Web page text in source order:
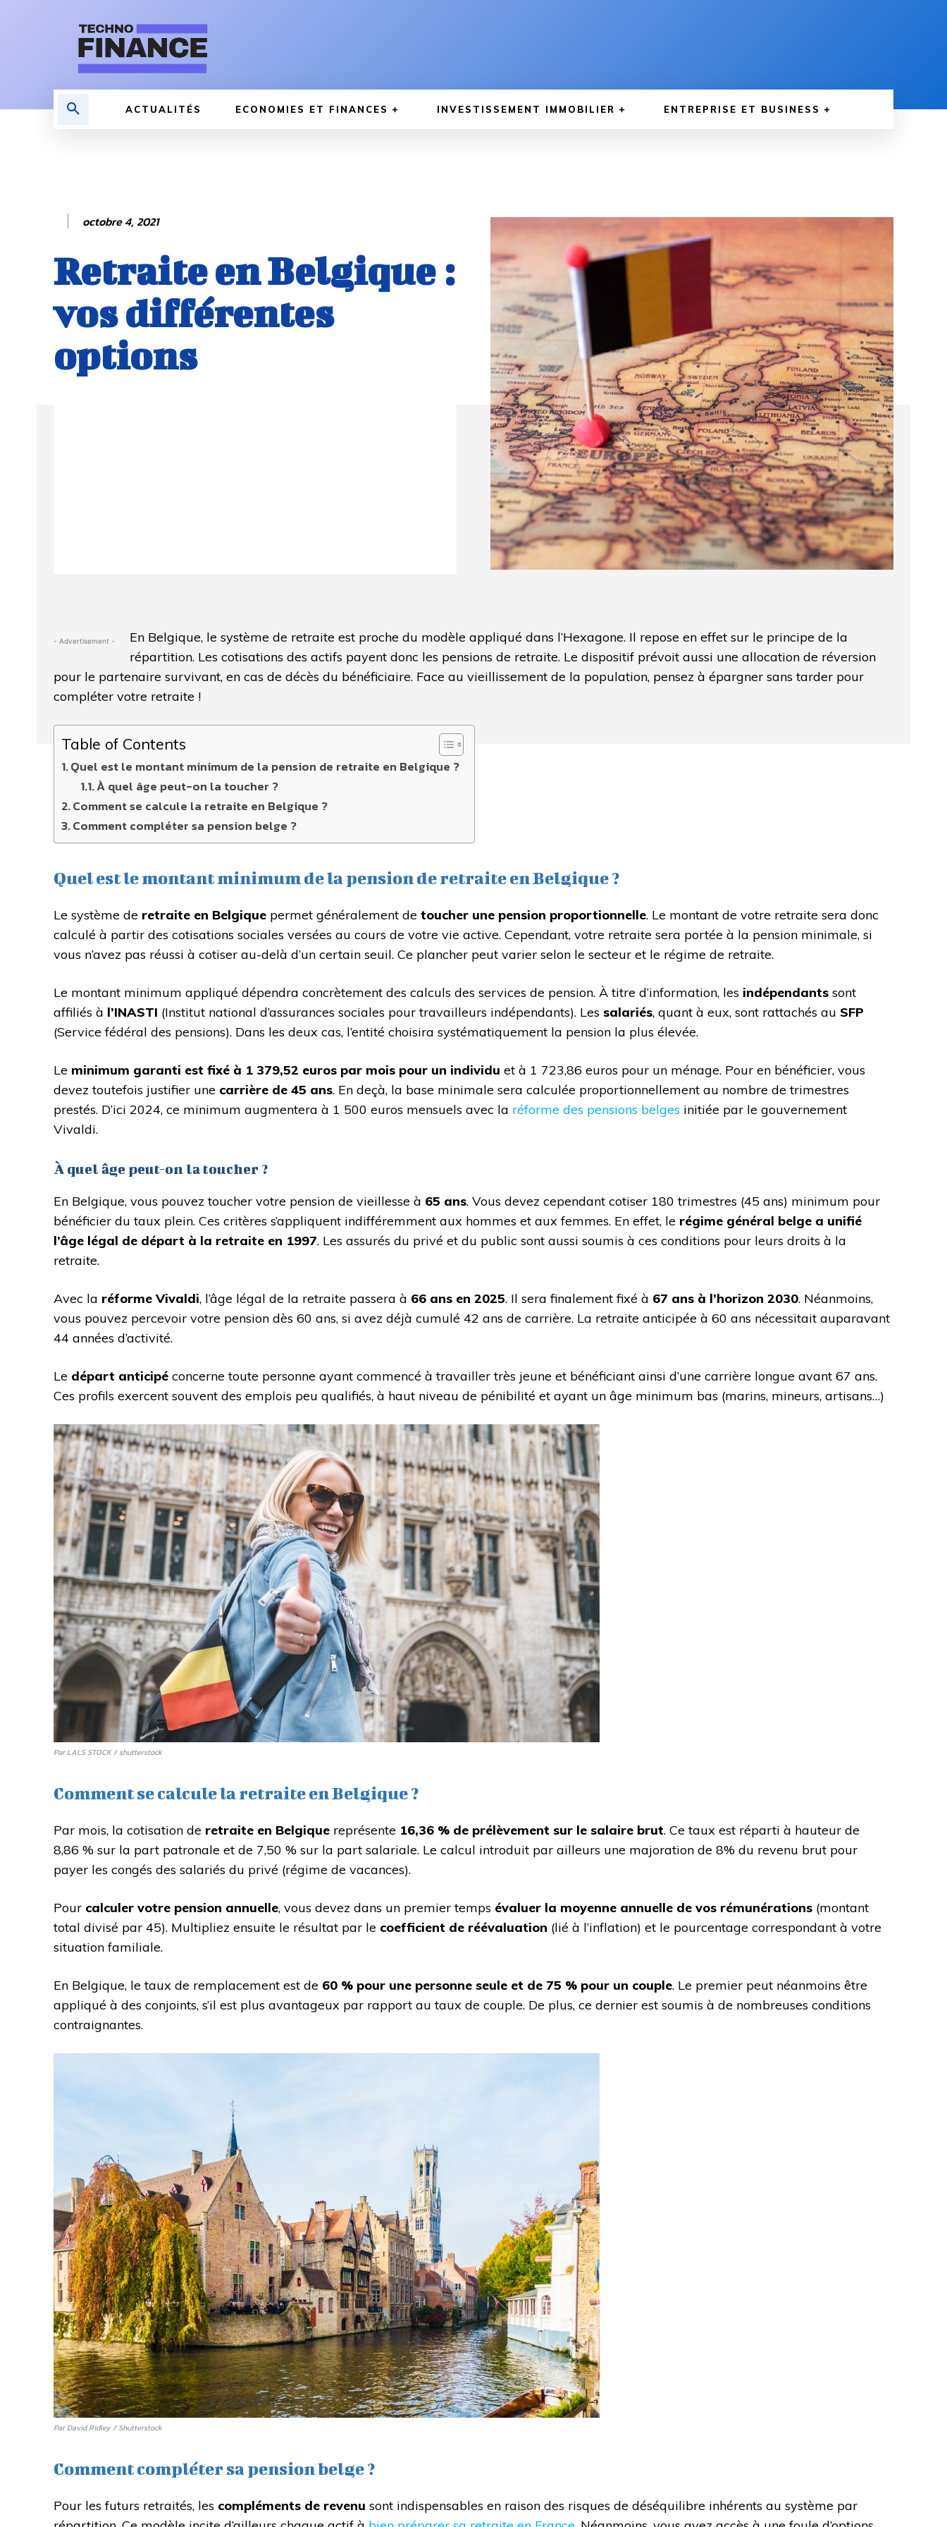
ACTUALITÉS ECONOMIES ET FINANCES INVESTISSEMENT IMMOBILIER ENTREPRISE ET BUSINESS
octobre 4, 2021
Retraite en Belgique :
vos différentes
options
- Advertisement -
En Belgique, le système de retraite est proche du modèle appliqué dans l’Hexagone. Il repose en effet sur le principe de la
répartition. Les cotisations des actifs payent donc les pensions de retraite. Le dispositif prévoit aussi une allocation de réversion
pour le partenaire survivant, en cas de décès du bénéficiaire. Face au vieillissement de la population, pensez à épargner sans tarder pour
compléter votre retraite !
Table of Contents
Quel est le montant minimum de la pension de retraite en Belgique ?
À quel âge peut-on la toucher ?
Comment se calcule la retraite en Belgique ?
Comment compléter sa pension belge ?
Quel est le montant minimum de la pension de retraite en Belgique ?
Le système de retraite en Belgique permet généralement de toucher une pension proportionnelle. Le montant de votre retraite sera donc
calculé à partir des cotisations sociales versées au cours de votre vie active. Cependant, votre retraite sera portée à la pension minimale, si
vous n’avez pas réussi à cotiser au-delà d’un certain seuil. Ce plancher peut varier selon le secteur et le régime de retraite.
Le montant minimum appliqué dépendra concrètement des calculs des services de pension. À titre d’information, les indépendants sont
affiliés à l’INASTI (Institut national d’assurances sociales pour travailleurs indépendants). Les salariés, quant à eux, sont rattachés au SFP
(Service fédéral des pensions). Dans les deux cas, l’entité choisira systématiquement la pension la plus élevée.
Le minimum garanti est fixé à 1 379,52 euros par mois pour un individu et à 1 723,86 euros pour un ménage. Pour en bénéficier, vous
devez toutefois justifier une carrière de 45 ans. En deçà, la base minimale sera calculée proportionnellement au nombre de trimestres
prestés. D’ici 2024, ce minimum augmentera à 1 500 euros mensuels avec la réforme des pensions belges initiée par le gouvernement
Vivaldi.
À quel âge peut-on la toucher ?
En Belgique, vous pouvez toucher votre pension de vieillesse à 65 ans. Vous devez cependant cotiser 180 trimestres (45 ans) minimum pour
bénéficier du taux plein. Ces critères s’appliquent indifféremment aux hommes et aux femmes. En effet, le régime général belge a unifié
l’âge légal de départ à la retraite en 1997. Les assurés du privé et du public sont aussi soumis à ces conditions pour leurs droits à la
retraite.
Avec la réforme Vivaldi, l’âge légal de la retraite passera à 66 ans en 2025. Il sera finalement fixé à 67 ans à l’horizon 2030. Néanmoins,
vous pouvez percevoir votre pension dès 60 ans, si avez déjà cumulé 42 ans de carrière. La retraite anticipée à 60 ans nécessitait auparavant
44 années d’activité.
Le départ anticipé concerne toute personne ayant commencé à travailler très jeune et bénéficiant ainsi d’une carrière longue avant 67 ans.
Ces profils exercent souvent des emplois peu qualifiés, à haut niveau de pénibilité et ayant un âge minimum bas (marins, mineurs, artisans…)
Par LALS STOCK / shutterstock
Comment se calcule la retraite en Belgique ?
Par mois, la cotisation de retraite en Belgique représente 16,36 % de prélèvement sur le salaire brut. Ce taux est réparti à hauteur de
8,86 % sur la part patronale et de 7,50 % sur la part salariale. Le calcul introduit par ailleurs une majoration de 8% du revenu brut pour
payer les congés des salariés du privé (régime de vacances).
Pour calculer votre pension annuelle, vous devez dans un premier temps évaluer la moyenne annuelle de vos rémunérations (montant
total divisé par 45). Multipliez ensuite le résultat par le coefficient de réévaluation (lié à l’inflation) et le pourcentage correspondant à votre
situation familiale.
En Belgique, le taux de remplacement est de 60 % pour une personne seule et de 75 % pour un couple. Le premier peut néanmoins être
appliqué à des conjoints, s’il est plus avantageux par rapport au taux de couple. De plus, ce dernier est soumis à de nombreuses conditions
contraignantes.
Par David Ridley / Shutterstock
Comment compléter sa pension belge ?
Pour les futurs retraités, les compléments de revenu sont indispensables en raison des risques de déséquilibre inhérents au système par